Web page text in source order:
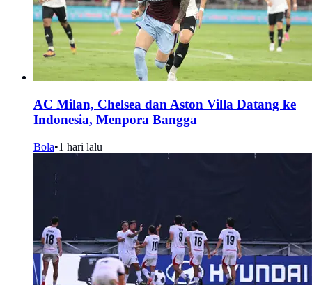
AC Milan, Chelsea dan Aston Villa Datang ke
Indonesia, Menpora Bangga
Bola•1 hari lalu